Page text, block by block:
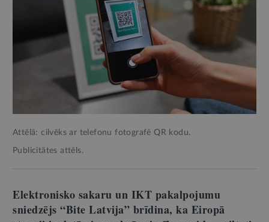
Attēlā: cilvēks ar telefonu fotografē QR kodu.
Publicitātes attēls.
Elektronisko sakaru un IKT pakalpojumu
sniedzējs “Bite Latvija” brīdina, ka Eiropā